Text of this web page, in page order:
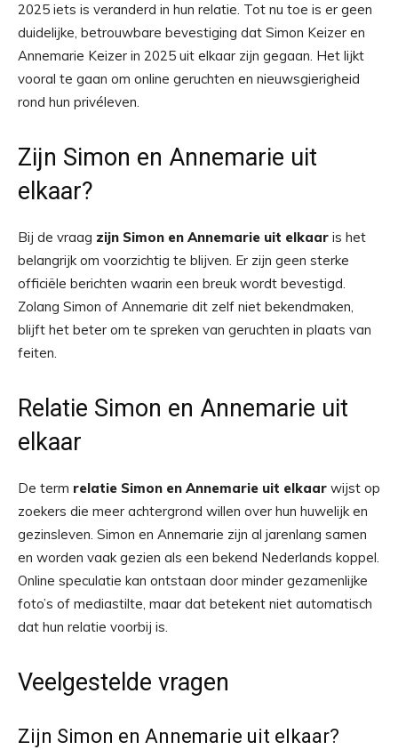
2025 iets is veranderd in hun relatie. Tot nu toe is er geen
duidelijke, betrouwbare bevestiging dat Simon Keizer en
Annemarie Keizer in 2025 uit elkaar zijn gegaan. Het lijkt
vooral te gaan om online geruchten en nieuwsgierigheid
rond hun privéleven.
Zijn Simon en Annemarie uit
elkaar?
Bij de vraag zijn Simon en Annemarie uit elkaar is het
belangrijk om voorzichtig te blijven. Er zijn geen sterke
officiële berichten waarin een breuk wordt bevestigd.
Zolang Simon of Annemarie dit zelf niet bekendmaken,
blijft het beter om te spreken van geruchten in plaats van
feiten.
Relatie Simon en Annemarie uit
elkaar
De term relatie Simon en Annemarie uit elkaar wijst op
zoekers die meer achtergrond willen over hun huwelijk en
gezinsleven. Simon en Annemarie zijn al jarenlang samen
en worden vaak gezien als een bekend Nederlands koppel.
Online speculatie kan ontstaan door minder gezamenlijke
foto’s of mediastilte, maar dat betekent niet automatisch
dat hun relatie voorbij is.
Veelgestelde vragen
Zijn Simon en Annemarie uit elkaar?